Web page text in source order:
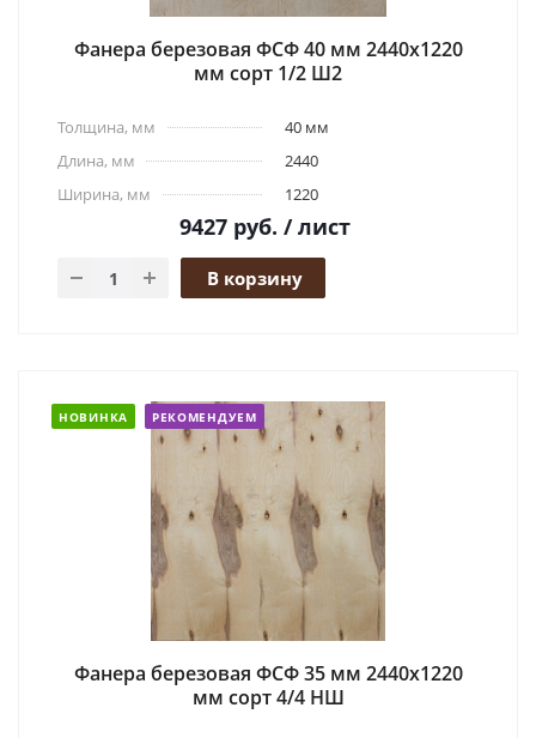
Фанера березовая ФСФ 40 мм 2440x1220
мм сорт 1/2 Ш2
Толщина, мм
40 мм
Длина, мм
2440
Ширина, мм
1220
9427 руб. / лист
В корзину
НОВИНКА РЕКОМЕНДУЕМ
Фанера березовая ФСФ 35 мм 2440x1220
мм сорт 4/4 НШ